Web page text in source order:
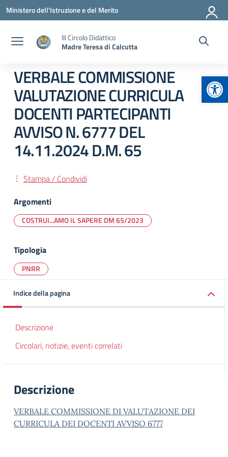
Vai ai contenuti
Vai al menu di navigazione
Vai al footer
Ministero dell'Istruzione e del Merito
III Circolo Didattico
Madre Teresa di Calcutta
VERBALE COMMISSIONE
VALUTAZIONE CURRICULA
DOCENTI PARTECIPANTI
AVVISO N. 6777 DEL
14.11.2024 D.M. 65
Stampa / Condividi
Argomenti
COSTRUI...AMO IL SAPERE DM 65/2023
Tipologia
PNRR
Indice della pagina
Descrizione
Circolari, notizie, eventi correlati
Descrizione
VERBALE COMMISSIONE DI VALUTAZIONE DEI
CURRICULA DEI DOCENTI AVVISO 6777